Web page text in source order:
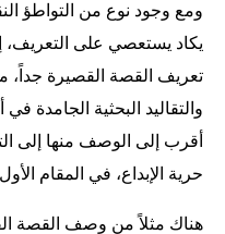
ومع وجود نوع من التواطؤ
يكاد يستعصي على التعريف،
تعريف القصة القصيرة جداً،
والتقاليد البحثية الجامدة
أقرب إلى الوصف منها إلى
حرية الإبداع، في المقام
هناك مثلاً من وصف القصة